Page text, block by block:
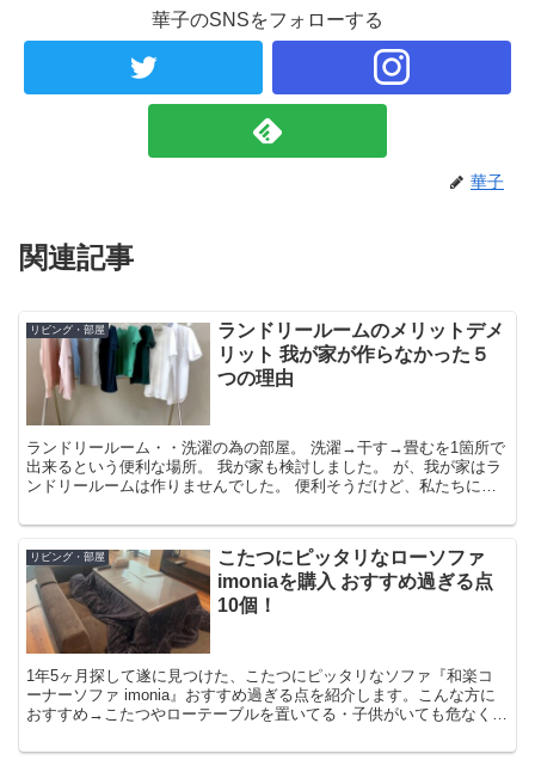
華子のSNSをフォローする
華子
関連記事
リビング・部屋
ランドリールームのメリットデメ
リット 我が家が作らなかった５
つの理由
ランドリールーム・・洗濯の為の部屋。 洗濯→干す→畳むを1箇所で
出来るという便利な場所。 我が家も検討しました。 が、我が家はラ
ンドリールームは作りませんでした。 便利そうだけど、私たちに果
リビング・部屋
こたつにピッタリなローソファ
imoniaを購入 おすすめ過ぎる点
10個！
1年5ヶ月探して遂に見つけた、こたつにピッタリなソファ『和楽コ
ーナーソファ imonia』おすすめ過ぎる点を紹介します。こんな方に
おすすめ→こたつやローテーブルを置いてる・子供がいても危なくな
き・くつろげる部屋にしたい